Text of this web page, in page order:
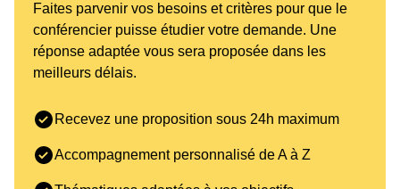
Faites parvenir vos besoins et critères pour que le
conférencier puisse étudier votre demande. Une
réponse adaptée vous sera proposée dans les
meilleurs délais.
Recevez une proposition sous 24h maximum
Accompagnement personnalisé de A à Z